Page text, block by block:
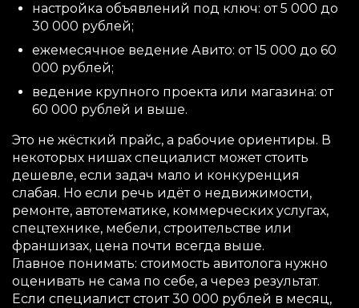
настройка объявлений под ключ: от 5 000 до
30 000 рублей;
ежемесячное ведение Авито: от 15 000 до 60
000 рублей;
ведение крупного проекта или магазина: от
60 000 рублей и выше.
Это не жёсткий прайс, а рабочие ориентиры. В
некоторых нишах специалист может стоить
дешевле, если задач мало и конкуренция
слабая. Но если речь идёт о недвижимости,
ремонте, автотематике, коммерческих услугах,
спецтехнике, мебели, строительстве или
франшизах, цена почти всегда выше.
Главное понимать: стоимость авитолога нужно
оценивать не сама по себе, а через результат.
Если специалист стоит 30 000 рублей в месяц,